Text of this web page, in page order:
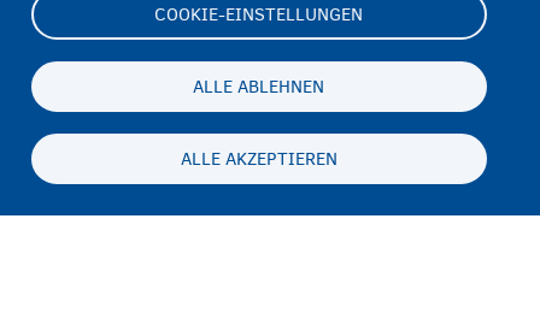
COOKIE-EINSTELLUNGEN
ALLE ABLEHNEN
ALLE AKZEPTIEREN
Footer
(menu)
Cookie Settings
Datenschutz und Haftungsausschluss
DE
Persistent
menu